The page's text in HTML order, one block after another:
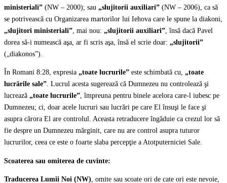
ministeriali” (NW – 2000); sau „slujitorii auxiliari” (NW – 2006), ca să
se potrivească cu Organizarea martorilor lui Iehova care le spune la diakoni,
„slujitori ministeriali” , mai nou: „slujitorii auxiliari” , însă dacă Pavel
dorea să-i numească aşa, ar fi scris aşa, însă el scrie doar: „slujitorii”
(„diakonos”).
În Romani 8:28, expresia „toate lucrurile” este schimbată cu, „toate
lucrările sale”. Lucrul acesta sugerează că Dumnezeu nu controlează şi
lucrează „toate lucrurile”, împreuna pentru binele acelora care-l iubesc pe
Dumnezeu; ci, doar acele lucruri sau lucrări pe care El însuşi le face şi
asupra cărora El are controlul. Aceasta retraducere îngăduie ca crezul lor să
fie despre un Dumnezeu mărginit, care nu are control asupra tuturor
lucrurilor, ceea ce este o foarte slaba percepţie a Atotputerniciei Sale.
Scoaterea sau omiterea de cuvinte:
Traducerea Lumii Noi (NW), omite sau scoate ori de cate ori este nevoie,